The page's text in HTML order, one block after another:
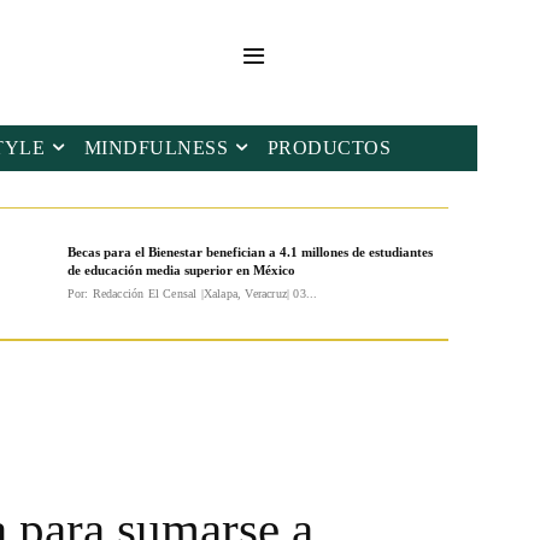
MINDFULNESS PRODUCTOS
Becas para el Bienestar benefician a 4.1 millones de estudiantes
de educación media superior en México
Por: Redacción El Censal |Xalapa, Veracruz| 03...
sumarse a